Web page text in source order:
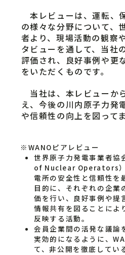
本レビューは、運転、
の様々な分野について、
者より、現場活動の観察
タビューを通して、当社
評価され、良好事例や更
をいただくものです。
当社は、本レビューか
え、今後の川内原子力発
や信頼性の向上を図って
※WANOピアレビュー
世界原子力発電事業者
of Nuclear Operators）
電所の安全性と信頼性を
目的に、それぞれの企業
価を行い、良好事例や提
情報共有を図ることによ
反映する活動。
会員企業間の活発な議論
実効的になるように、
て、非公開を徹底してい